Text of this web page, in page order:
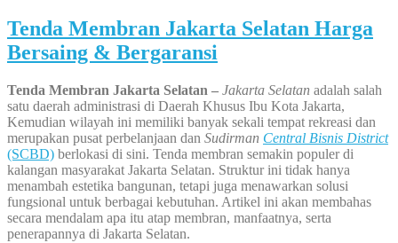
Tenda Membran Jakarta Selatan Harga
Bersaing & Bergaransi
Tenda Membran Jakarta Selatan – Jakarta Selatan adalah salah
satu daerah administrasi di Daerah Khusus Ibu Kota Jakarta,
Kemudian wilayah ini memiliki banyak sekali tempat rekreasi dan
merupakan pusat perbelanjaan dan Sudirman Central Bisnis District
(SCBD) berlokasi di sini. Tenda membran semakin populer di
kalangan masyarakat Jakarta Selatan. Struktur ini tidak hanya
menambah estetika bangunan, tetapi juga menawarkan solusi
fungsional untuk berbagai kebutuhan. Artikel ini akan membahas
secara mendalam apa itu atap membran, manfaatnya, serta
penerapannya di Jakarta Selatan.